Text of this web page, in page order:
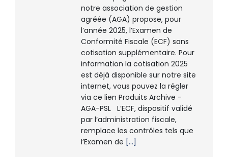
notre association de gestion
agréée (AGA) propose, pour
l’année 2025, l’Examen de
Conformité Fiscale (ECF) sans
cotisation supplémentaire. Pour
information la cotisation 2025
est déjà disponible sur notre site
internet, vous pouvez la régler
via ce lien Produits Archive -
AGA-PSL L’ECF, dispositif validé
par l’administration fiscale,
remplace les contrôles tels que
l’Examen de [...]